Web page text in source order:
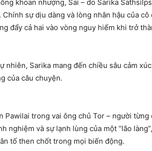
khoan nhượng, Sai – do Sarika
sự dịu dàng và lòng nhân hậu của cô
đẩy cả hai vào vòng nguy hiểm khi trở
nhiên, Sarika mang đến chiều sâu cảm
của câu chuyện.
Pawilai trong vai ông chủ Tor – người từng
nghiệm và sự lạnh lùng của một “lão
tố then chốt trong mọi biến động.